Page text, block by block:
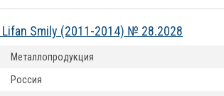
Smily (2011-2014) № 28.2028
Металлопродукция
Россия